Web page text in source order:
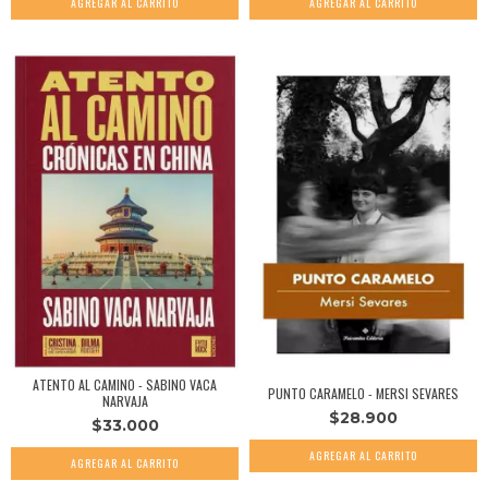
ATENTO AL CAMINO - SABINO VACA
NARVAJA
$33.000
PUNTO CARAMELO - MERSI SEVARES
$28.900